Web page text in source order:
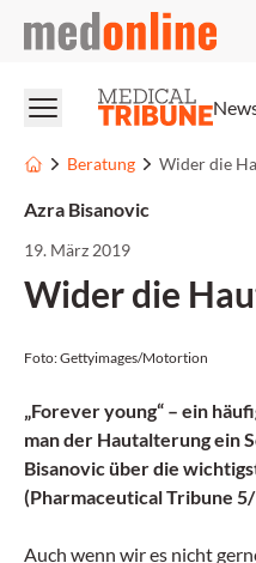
medonline
Beratung Wider die
Azra Bisanovic
19. März 2019
Wider die
Foto: Gettyimages/Motortion
„Forever young“ – ein
man der Hautalterung ein
Bisanovic über die
(Pharmaceutical Tribune
Auch wenn wir es nicht